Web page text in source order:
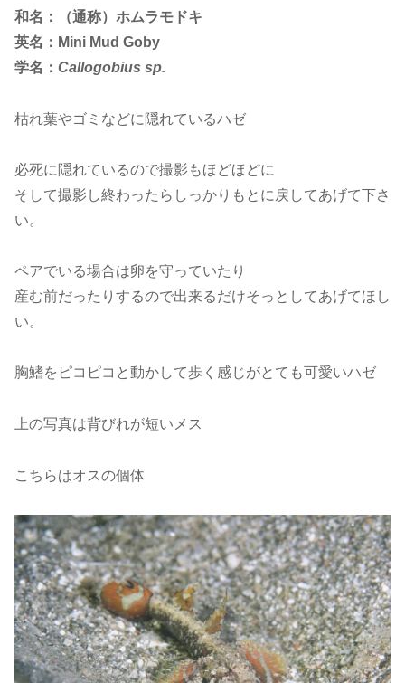
和名：（通称）ホムラモドキ
英名：Mini Mud Goby
学名： Callogobius sp.
枯れ葉やゴミなどに隠れているハゼ
必死に隠れているので撮影もほどほどに
そして撮影し終わったらしっかりもとに戻してあげて下さ
い。
ペアでいる場合は卵を守っていたり
産む前だったりするので出来るだけそっとしてあげてほし
い。
胸鰭をピコピコと動かして歩く感じがとても可愛いハゼ
上の写真は背びれが短いメス
こちらはオスの個体